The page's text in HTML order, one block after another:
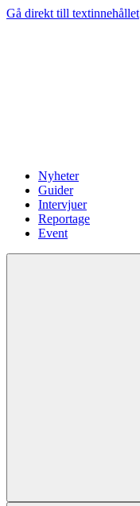
Gå direkt till textinnehållet
Nyheter
Guider
Intervjuer
Reportage
Event